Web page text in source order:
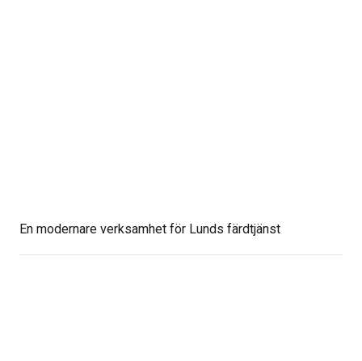
En modernare verksamhet för Lunds färdtjänst